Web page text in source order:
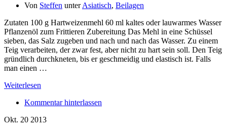
Von Steffen unterAsiatisch, Beilagen
Zutaten 100 g Hartweizenmehl 60 ml kaltes oder lauwarmes Wasser
Pflanzenöl zum Frittieren Zubereitung Das Mehl in eine Schüssel
sieben, das Salz zugeben und nach und nach das Wasser. Zu einem
Teig verarbeiten, der zwar fest, aber nicht zu hart sein soll. Den Teig
gründlich durchkneten, bis er geschmeidig und elastisch ist. Falls
man einen …
Weiterlesen
Kommentar hinterlassen
Okt. 20 2013